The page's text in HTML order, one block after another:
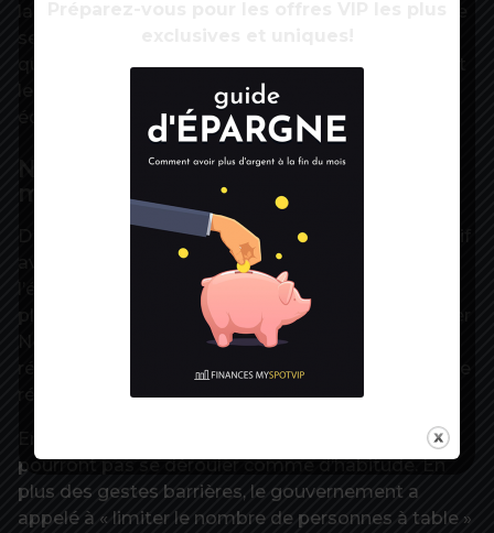
que « les salles se sont préparées à rouvrir, ont fait
leurs programmes, ont remis en place leurs
Noël préservé, le réveillon du 31
menacé ?
Difficile d’imaginer un revirement total de l’exécutif
avant les fêtes, sauf si un rebond important de
l’épidémie se dessine. L’exécutif a déclaré à
plusieurs reprises que les Français pourront passer
Noël en famille et se déplacer. Toutefois, certains
réfléchissent à durcir les recommandations pour le
réveillon du 31 décembre.
pourront pas se dérouler comme d’habitude. En
plus des gestes barrières, le gouvernement a
appelé à « limiter le nombre de personnes à table »